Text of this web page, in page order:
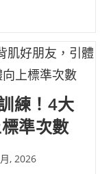
練！4大
準次數
, 2026